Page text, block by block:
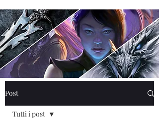
Post
Tutti i post